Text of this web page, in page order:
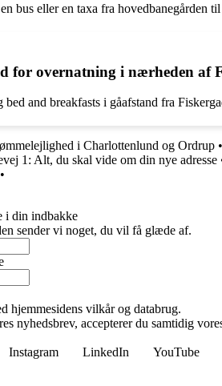
bus eller en taxa fra hovedbanegården
for overnatning i nærheden af
bed and breakfasts i gåafstand fra
i Charlottenlund og Ordrup •
1: Alt, du skal vide om din nye adresse
•
i din indbakke
sender vi noget, du vil få glæde af.
hjemmesidens vilkår og databrug.
nyhedsbrev, accepterer du samtidig
Instagram LinkedIn YouTube